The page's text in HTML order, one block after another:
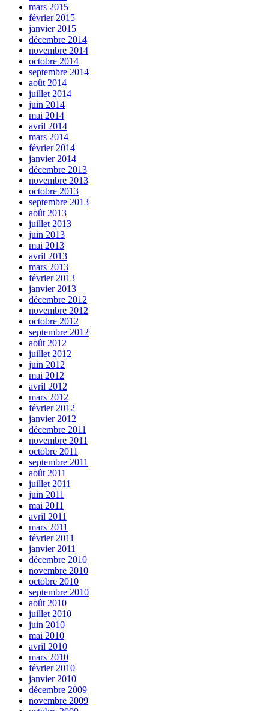
mars 2015
février 2015
janvier 2015
décembre 2014
novembre 2014
octobre 2014
septembre 2014
août 2014
juillet 2014
juin 2014
mai 2014
avril 2014
mars 2014
février 2014
janvier 2014
décembre 2013
novembre 2013
octobre 2013
septembre 2013
août 2013
juillet 2013
juin 2013
mai 2013
avril 2013
mars 2013
février 2013
janvier 2013
décembre 2012
novembre 2012
octobre 2012
septembre 2012
août 2012
juillet 2012
juin 2012
mai 2012
avril 2012
mars 2012
février 2012
janvier 2012
décembre 2011
novembre 2011
octobre 2011
septembre 2011
août 2011
juillet 2011
juin 2011
mai 2011
avril 2011
mars 2011
février 2011
janvier 2011
décembre 2010
novembre 2010
octobre 2010
septembre 2010
août 2010
juillet 2010
juin 2010
mai 2010
avril 2010
mars 2010
février 2010
janvier 2010
décembre 2009
novembre 2009